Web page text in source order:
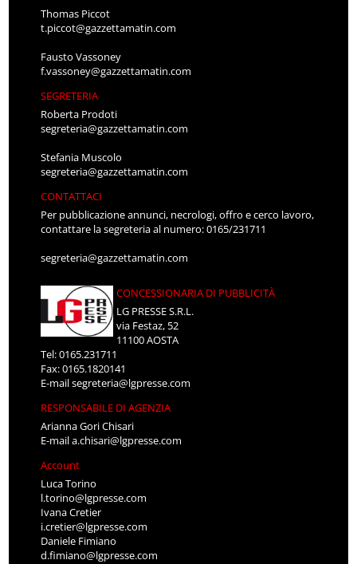
Thomas Piccot
t.piccot@gazzettamatin.com
Fausto Vassoney
f.vassoney@gazzettamatin.com
SEGRETERIA
Roberta Prodoti
segreteria@gazzettamatin.com
Stefania Muscolo
segreteria@gazzettamatin.com
CONTATTACI
Per pubblicazione annunci, necrologi, offro e cerco lavoro,
contattare la segreteria al numero: 0165/231711
segreteria@gazzettamatin.com
CONCESSIONARIA DI PUBBLICITÀ
LG PRESSE S.R.L.
via Festaz, 52
11100 AOSTA
Tel: 0165.231711
Fax: 0165.1820141
E-mailsegreteria@lgpresse.com
RESPONSABILE DI AGENZIA
Arianna Gori Chisari
E-maila.chisari@lgpresse.com
Account
Luca Torino
l.torino@lgpresse.com
Ivana Cretier
i.cretier@lgpresse.com
Daniele Fimiano
d.fimiano@lgpresse.com